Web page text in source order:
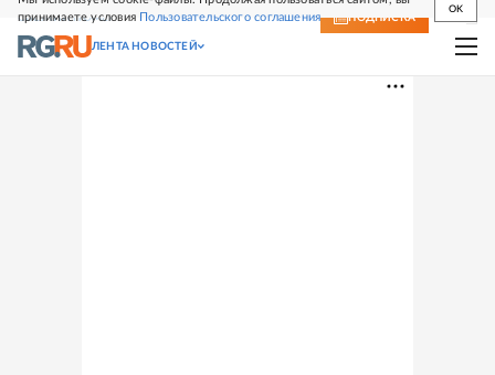
принимаете условия Пользовательского соглашения
OK
СВЕЖИЙ НОМЕР ПОДПИСКА
ЛЕНТА НОВОСТЕЙ